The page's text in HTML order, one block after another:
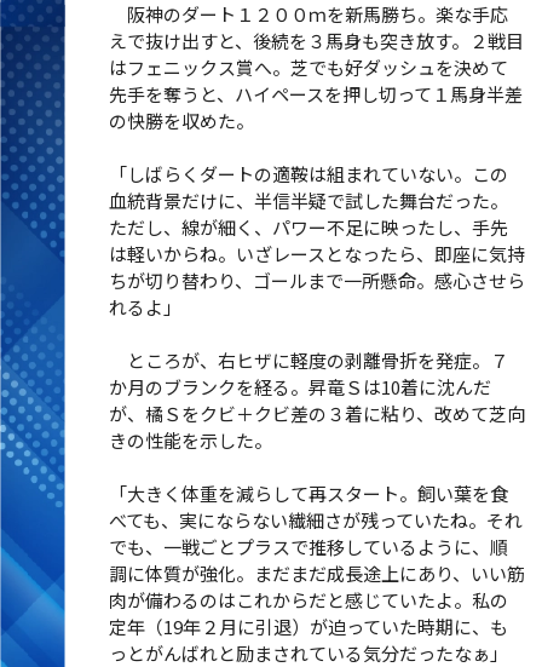
阪神のダート１２００ｍを新馬勝ち。楽な手応
えで抜け出すと、後続を３馬身も突き放す。２戦目
はフェニックス賞へ。芝でも好ダッシュを決めて
先手を奪うと、ハイペースを押し切って１馬身半差
の快勝を収めた。
「しばらくダートの適鞍は組まれていない。この
血統背景だけに、半信半疑で試した舞台だった。
ただし、線が細く、パワー不足に映ったし、手先
は軽いからね。いざレースとなったら、即座に気持
ちが切り替わり、ゴールまで一所懸命。感心させら
れるよ」
ところが、右ヒザに軽度の剥離骨折を発症。７
か月のブランクを経る。昇竜Ｓは10着に沈んだ
が、橘Ｓをクビ＋クビ差の３着に粘り、改めて芝向
きの性能を示した。
「大きく体重を減らして再スタート。飼い葉を食
べても、実にならない繊細さが残っていたね。それ
でも、一戦ごとプラスで推移しているように、順
調に体質が強化。まだまだ成長途上にあり、いい筋
肉が備わるのはこれからだと感じていたよ。私の
定年（19年２月に引退）が迫っていた時期に、も
っとがんばれと励まされている気分だったなぁ」